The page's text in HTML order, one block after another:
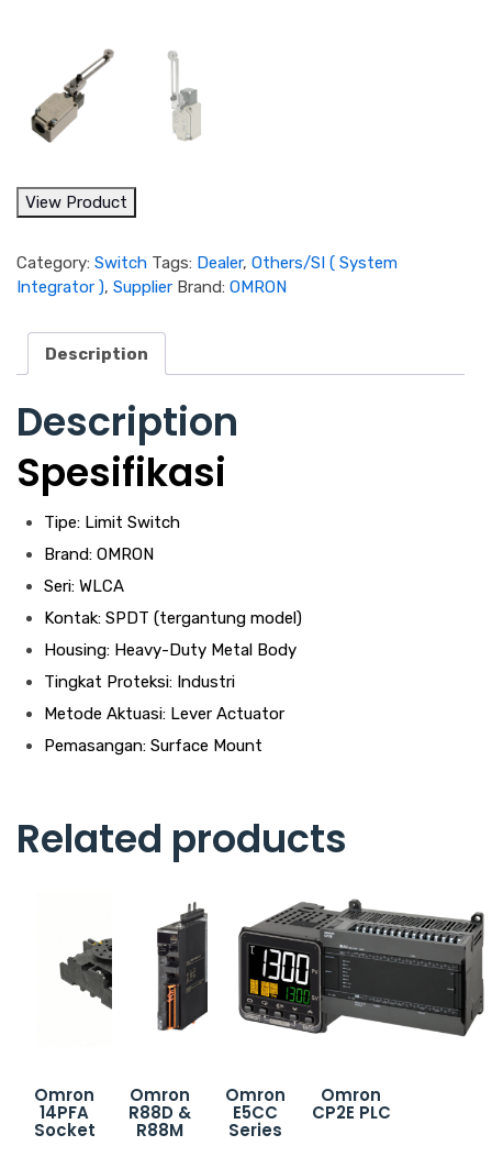
View Product
Category: Switch Tags: Dealer, Others/SI ( System
Integrator ), Supplier Brand: OMRON
Description
Description
Spesifikasi
Tipe: Limit Switch
Brand: OMRON
Seri: WLCA
Kontak: SPDT (tergantung model)
Housing: Heavy-Duty Metal Body
Tingkat Proteksi: Industri
Metode Aktuasi: Lever Actuator
Pemasangan: Surface Mount
Related products
Omron
14PFA
Socket
Omron
R88D &
R88M
Omron
E5CC
Series
Omron
CP2E PLC